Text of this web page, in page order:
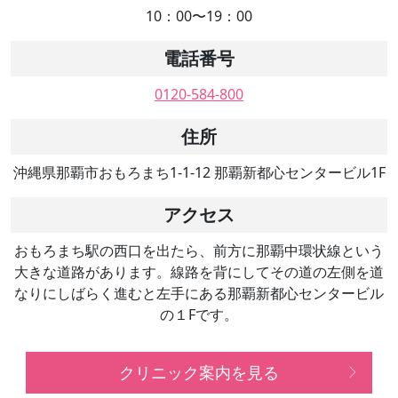
10：00〜19：00
電話番号
0120-584-800
住所
沖縄県那覇市おもろまち1-1-12 那覇新都心センタービル1F
アクセス
おもろまち駅の西口を出たら、前方に那覇中環状線という
大きな道路があります。線路を背にしてその道の左側を道
なりにしばらく進むと左手にある那覇新都心センタービル
の１Fです。
クリニック案内を見る